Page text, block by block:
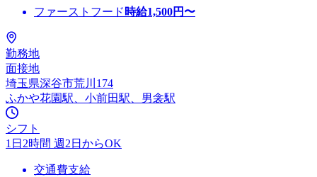
ファーストフード 時給1,500円〜
勤務地
面接地
埼玉県深谷市荒川174
ふかや花園駅、小前田駅、男衾駅
シフト
1日2時間 週2日からOK
交通費支給